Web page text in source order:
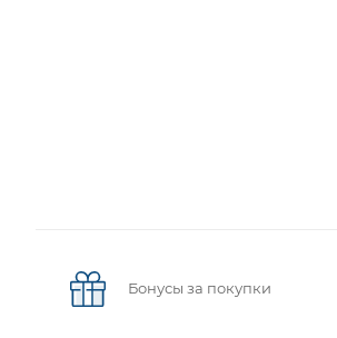
Бонусы за покупки